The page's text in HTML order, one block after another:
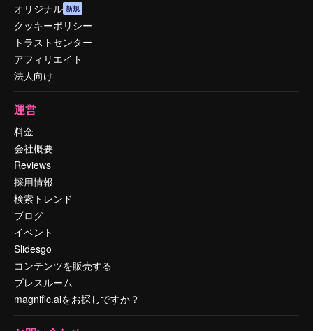
オリジナル 新規
クッキーポリシー
トラストセンター
アフィリエイト
法人向け
運営
料金
会社概要
Reviews
採用情報
検索トレンド
ブログ
イベント
Slidesgo
コンテンツを販売する
プレスルーム
magnific.aiをお探しですか？